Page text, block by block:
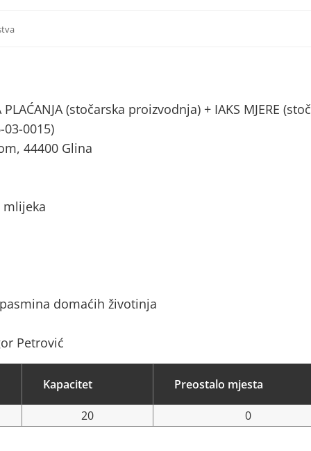
PLAĆANJA (stočarska proizvodnja) + IAKS MJERE
0015)
44400 Glina
mlijeka
domaćih životinja
Petrović
Kapacitet Preostalo mjesta
20 0